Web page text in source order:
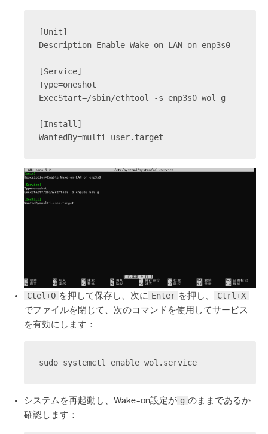
[Unit]
Description=Enable Wake-on-LAN on enp3s0
[Service]
Type=oneshot
ExecStart=/sbin/ethtool -s enp3s0 wol g
[Install]
WantedBy=multi-user.target
Ctel+O を押して保存し、次に Enter を押し、 Ctrl+X
でファイルを閉じて、次のコマンドを使用してサービス
を有効にします：
sudo systemctl enable wol.service
システムを再起動し、Wake-on設定が g のままであるか
確認します：